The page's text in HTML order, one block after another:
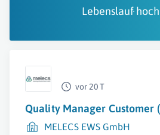
Lebenslauf
vor 20 T
Quality Manager Customer
MELECS EWS GmbH